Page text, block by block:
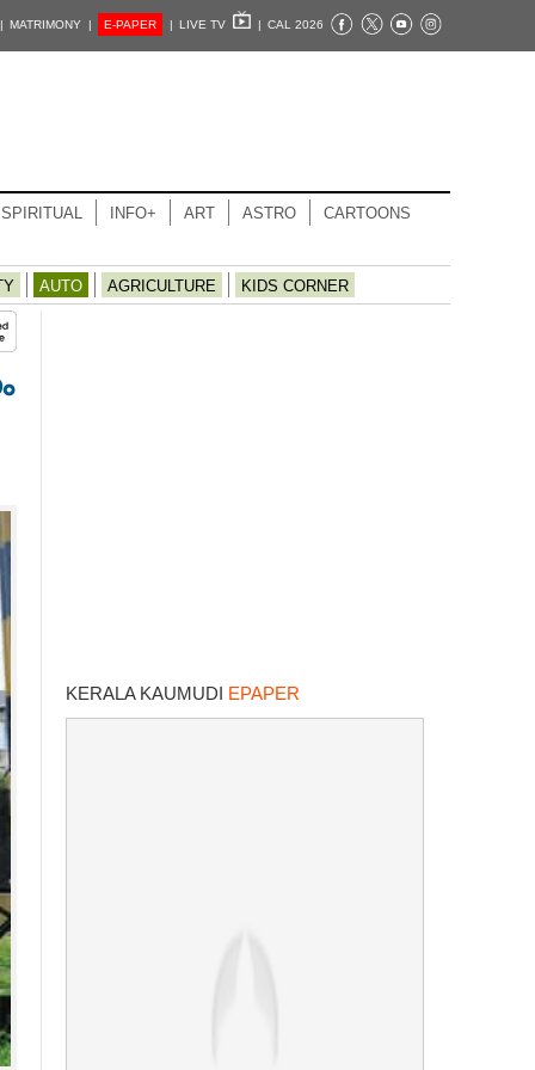
MATRIMONY | E-PAPER | LIVE TV | CAL 2026
SPIRITUAL INFO+ ART ASTRO CARTOONS
AUTO AGRICULTURE KIDS CORNER
KERALA KAUMUDI EPAPER